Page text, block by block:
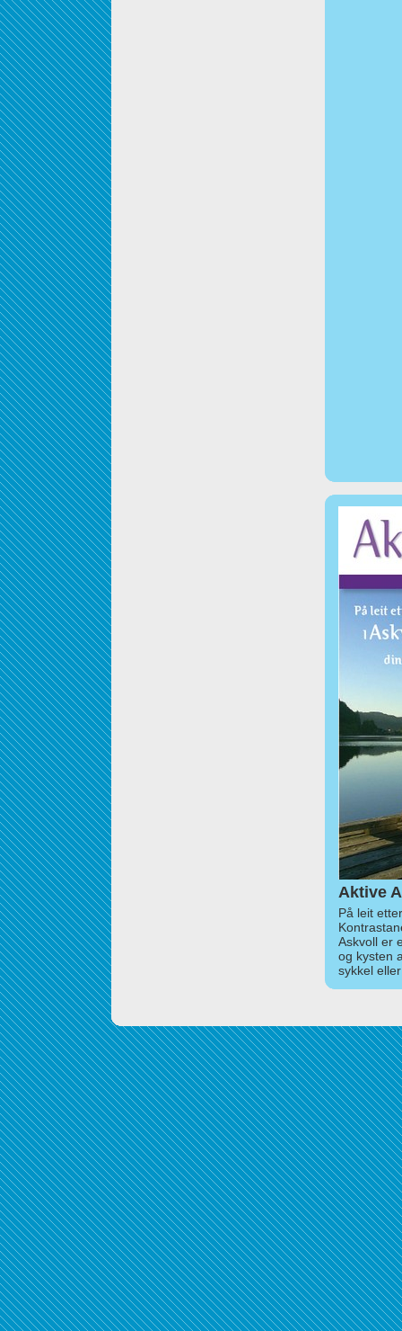
Aktive
På leit
Askvoll er
og kysten
sykkel